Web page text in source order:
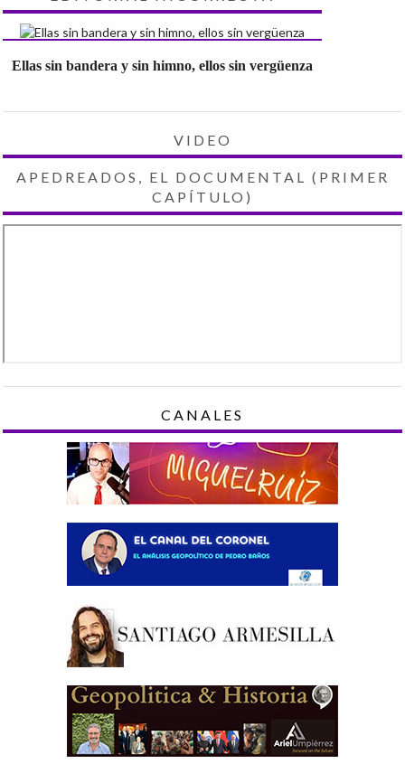
Ellas sin bandera y sin himno, ellos sin vergüenza
VIDEO
APEDREADOS, EL DOCUMENTAL (PRIMER
CAPÍTULO)
CANALES